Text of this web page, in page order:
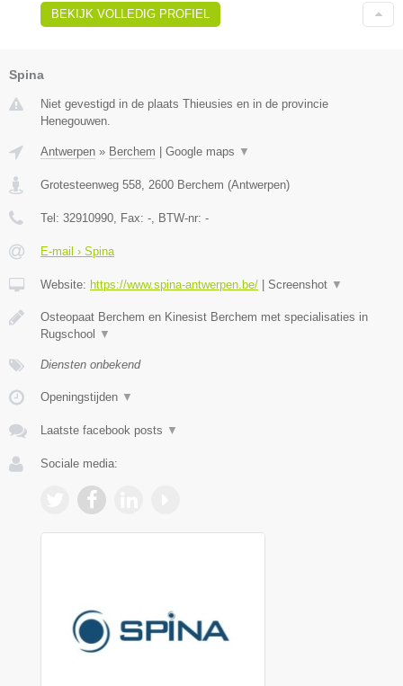
BEKIJK VOLLEDIG PROFIEL
Spina
Niet gevestigd in de plaats Thieusies en in de provincie
Henegouwen.
Antwerpen » Berchem Google maps ▼
Grotesteenweg 558 2600 Berchem (Antwerpen)
Tel: 32910990 , Fax: - , BTW-nr: -
E-mail › Spina
Website: https://www.spina-antwerpen.be/ Screenshot ▼
Osteopaat Berchem en Kinesist Berchem met specialisaties in
Rugschool
▼
Diensten onbekend
Openingstijden ▼
Laatste facebook posts ▼
Sociale media: